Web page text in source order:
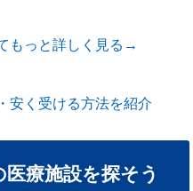
もっと詳しく見る→
安く受ける方法を紹介
医療施設を探そう